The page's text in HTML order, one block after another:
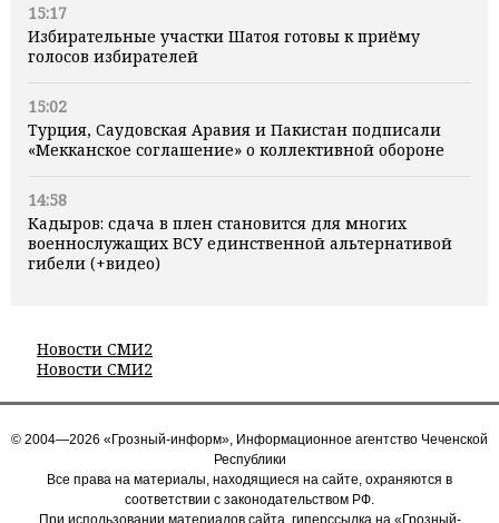
15:17
Избирательные участки Шатоя готовы к приёму
голосов избирателей
15:02
Турция, Саудовская Аравия и Пакистан подписали
«Мекканское соглашение» о коллективной обороне
14:58
Кадыров: сдача в плен становится для многих
военнослужащих ВСУ единственной альтернативой
гибели (+видео)
Новости СМИ2
Новости СМИ2
© 2004—2026 «Грозный-информ», Информационное агентство Чеченской
Республики
Все права на материалы, находящиеся на сайте, охраняются в
соответствии с законодательством РФ.
При использовании материалов сайта, гиперссылка на «Грозный-